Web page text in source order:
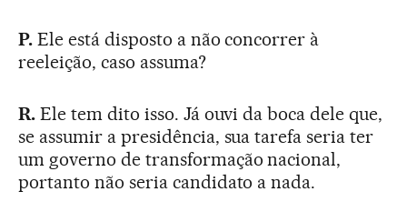
P. Ele está disposto a não concorrer à
reeleição, caso assuma?
R. Ele tem dito isso. Já ouvi da boca dele que,
se assumir a presidência, sua tarefa seria ter
um governo de transformação nacional,
portanto não seria candidato a nada.